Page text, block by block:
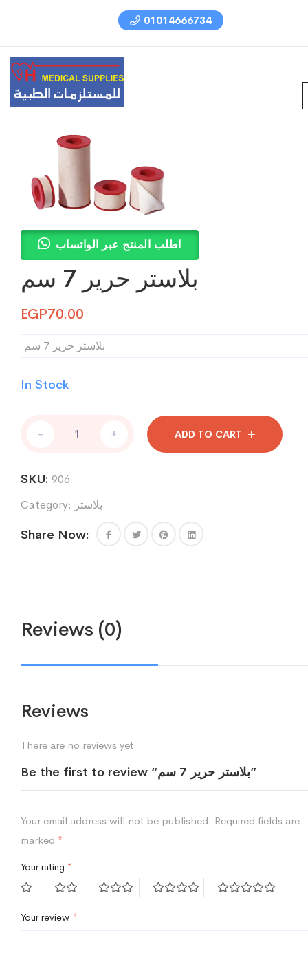
01014666734
اطلب المنتج عبر الواتساب
بلاستر حرير 7 سم
EGP70.00
بلاستر حرير 7 سم
In Stock
حرير
quantity
- + ADD TO CART
SKU: 906
Category: بلاستر
Share Now:
Reviews (0)
Reviews
There are no reviews yet.
Be the first to review “بلاستر حرير 7 سم”
Your email address will not be published. Required fields are
marked *
Your rating *
Your review *